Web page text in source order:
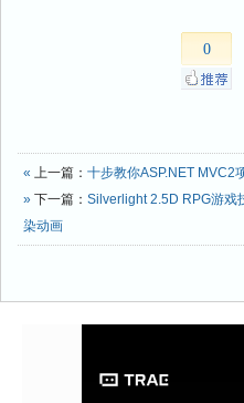
0
« 上一篇： 十步教你ASP.NET MVC2
» 下一篇： Silverlight 2.5D RPG游戏
染动画